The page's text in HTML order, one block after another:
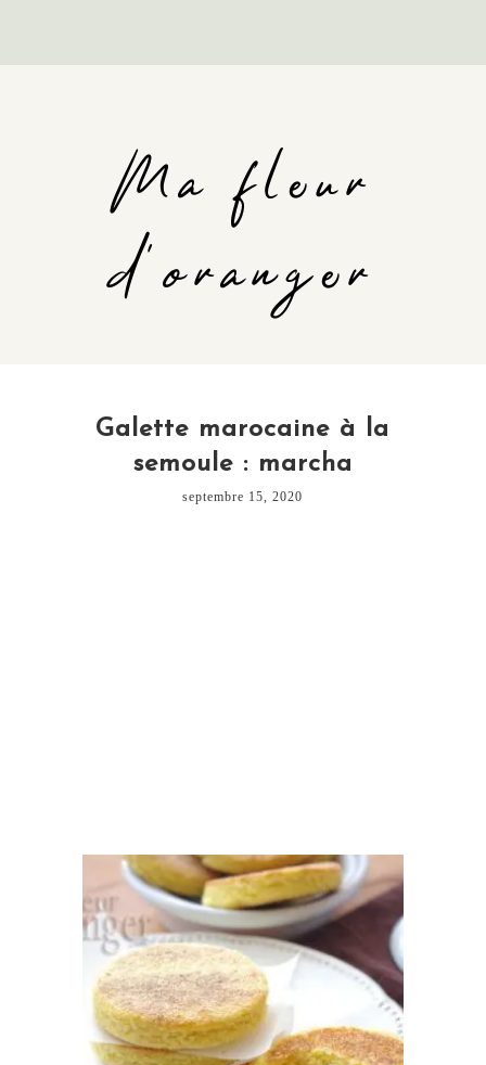
Ma fleur
d'oranger
Galette marocaine à la
semoule : marcha
septembre 15, 2020